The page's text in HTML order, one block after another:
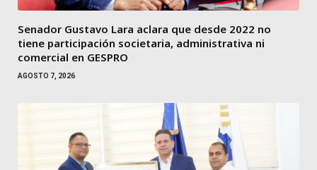
Senador Gustavo Lara aclara que desde 2022 no
tiene participación societaria, administrativa ni
comercial en GESPRO
AGOSTO 7, 2026